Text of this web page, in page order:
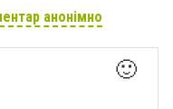
анонімно
🙂